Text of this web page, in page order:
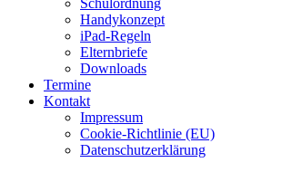
Schulordnung
Handykonzept
iPad-Regeln
Elternbriefe
Downloads
Termine
Kontakt
Impressum
Cookie-Richtlinie (EU)
Datenschutzerklärung